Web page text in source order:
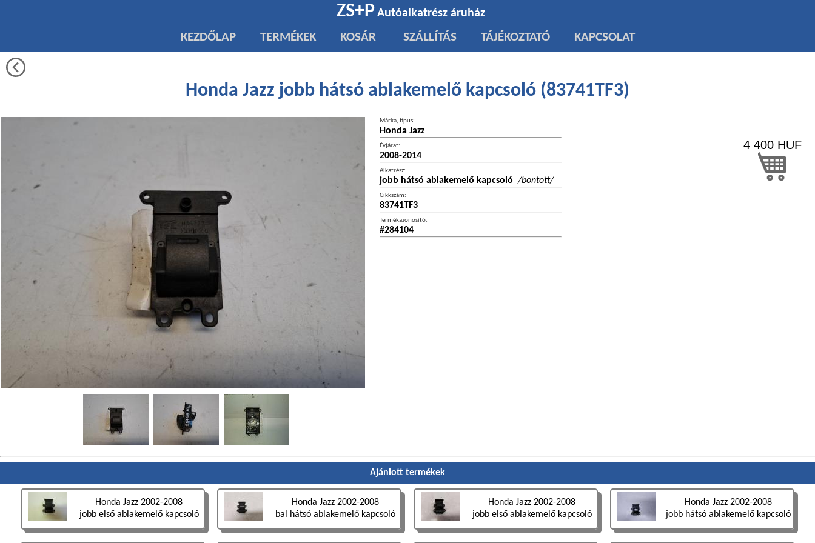
ZS+P Autóalkatrész áruház
KEZDŐLAP TERMÉKEK KOSÁR SZÁLLÍTÁS TÁJÉKOZTATÓ KAPCSOLAT
Honda Jazz jobb hátsó ablakemelő kapcsoló (83741TF3)
Márka, típus:
Honda Jazz
Évjárat:
2008-2014
Alkatrész:
jobb hátsó ablakemelő kapcsoló/bontott/
Cikkszám:
83741TF3
Termékazonosító:
#284104
4 400 HUF
Ajánlott termékek
Honda Jazz 2002-2008
jobb első ablakemelő kapcsoló
Honda Jazz 2002-2008
bal hátsó ablakemelő kapcsoló
Honda Jazz 2002-2008
jobb első ablakemelő kapcsoló
Honda Jazz 2002-2008
jobb hátsó ablakemelő kapcsoló